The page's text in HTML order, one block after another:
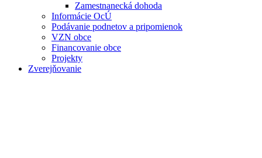
Zamestnanecká dohoda
Informácie OcÚ
Podávanie podnetov a pripomienok
VZN obce
Financovanie obce
Projekty
Zverejňovanie